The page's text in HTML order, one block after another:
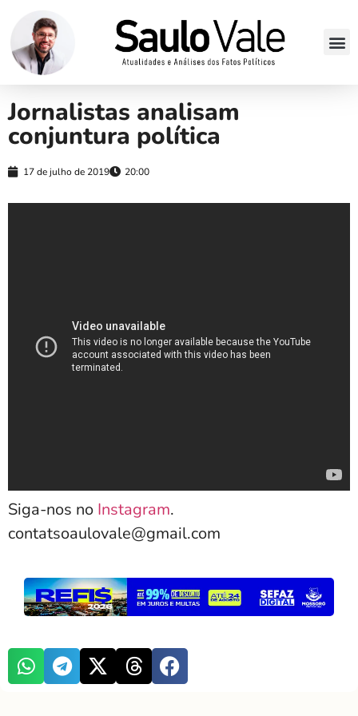
Jornalistas analisam
conjuntura política
17 de julho de 2019 20:00
Siga-nos no Instagram.
contatsoaulovale@gmail.com